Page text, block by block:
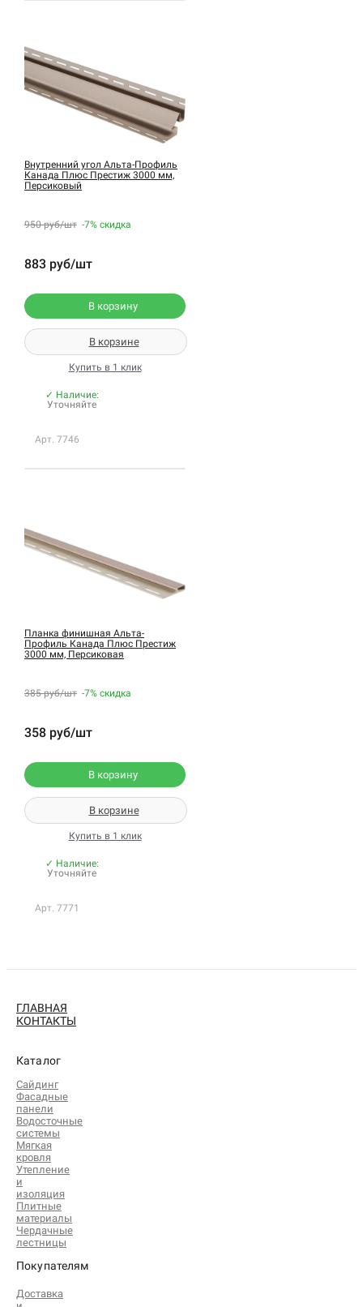
Внутренний угол Альта-Профиль
Канада Плюс Престиж 3000 мм,
Персиковый
950 руб/шт -7% скидка
883 руб/шт
В корзину
В корзине
Купить в 1 клик
✓ Наличие:
Уточняйте
Арт. 7746
Планка финишная Альта-
Профиль Канада Плюс Престиж
3000 мм, Персиковая
385 руб/шт -7% скидка
358 руб/шт
В корзину
В корзине
Купить в 1 клик
✓ Наличие:
Уточняйте
Арт. 7771
ГЛАВНАЯ
КОНТАКТЫ
Каталог
Сайдинг
Фасадные
панели
Водосточные
системы
Мягкая
кровля
Утепление
и
изоляция
Плитные
материалы
Чердачные
лестницы
Покупателям
Доставка